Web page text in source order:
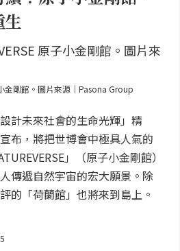
金剛館。圖片來源｜Pasona Group
計未來社會的生命光輝」精
布，將把世博會中極具人氣的
」（原子小金剛館）
傳遞自然宇宙的宏大願景。除
的「荷蘭館」也將來到島上。